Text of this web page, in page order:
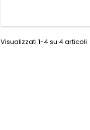
Visualizzati 1-4 su 4 articoli